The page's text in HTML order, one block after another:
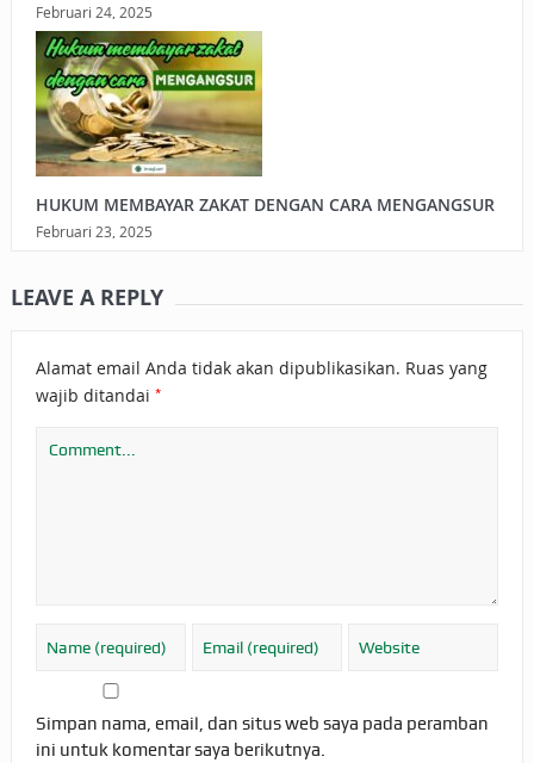
Februari 24, 2025
HUKUM MEMBAYAR ZAKAT DENGAN CARA MENGANGSUR
Februari 23, 2025
LEAVE A REPLY
Alamat email Anda tidak akan dipublikasikan. Ruas yang
wajib ditandai *
Simpan nama, email, dan situs web saya pada peramban
ini untuk komentar saya berikutnya.